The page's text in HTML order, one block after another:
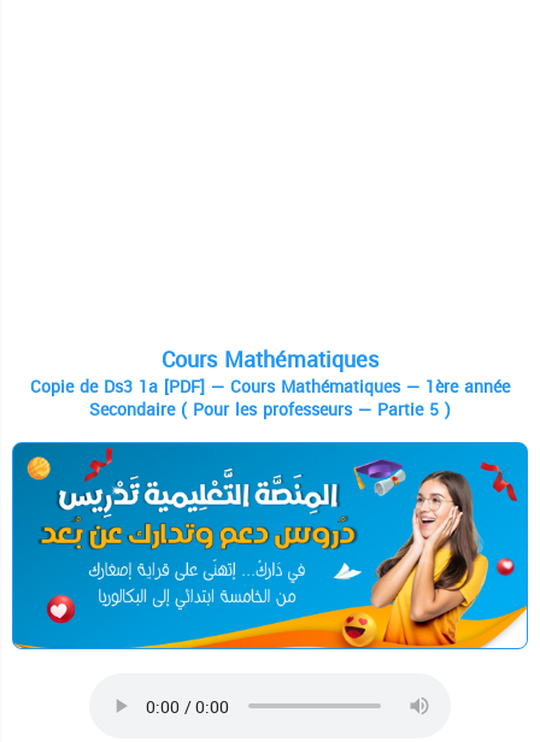
Cours Mathématiques
Copie de Ds3 1a [PDF] — Cours Mathématiques — 1ère année
Secondaire ( Pour les professeurs — Partie 5 )